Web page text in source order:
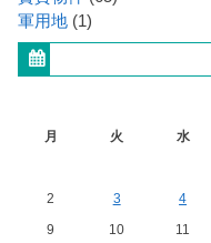
軍用地 (1)
月
火 水
2
3 4
9
10 11